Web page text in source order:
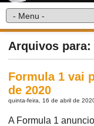
Arquivos para:
Formula 1 vai
de 2020
quinta-feira, 16 de abril de
A Formula 1